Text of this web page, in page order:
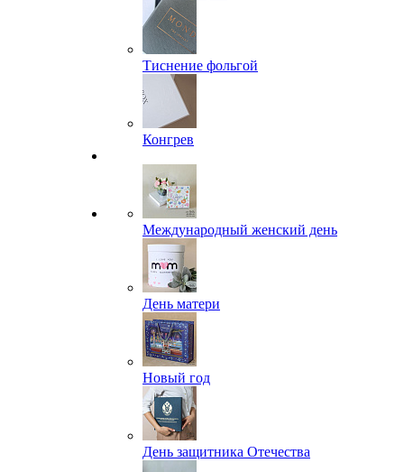
Тиснение фольгой
Конгрев
Международный женский день
День матери
Новый год
День защитника Отечества